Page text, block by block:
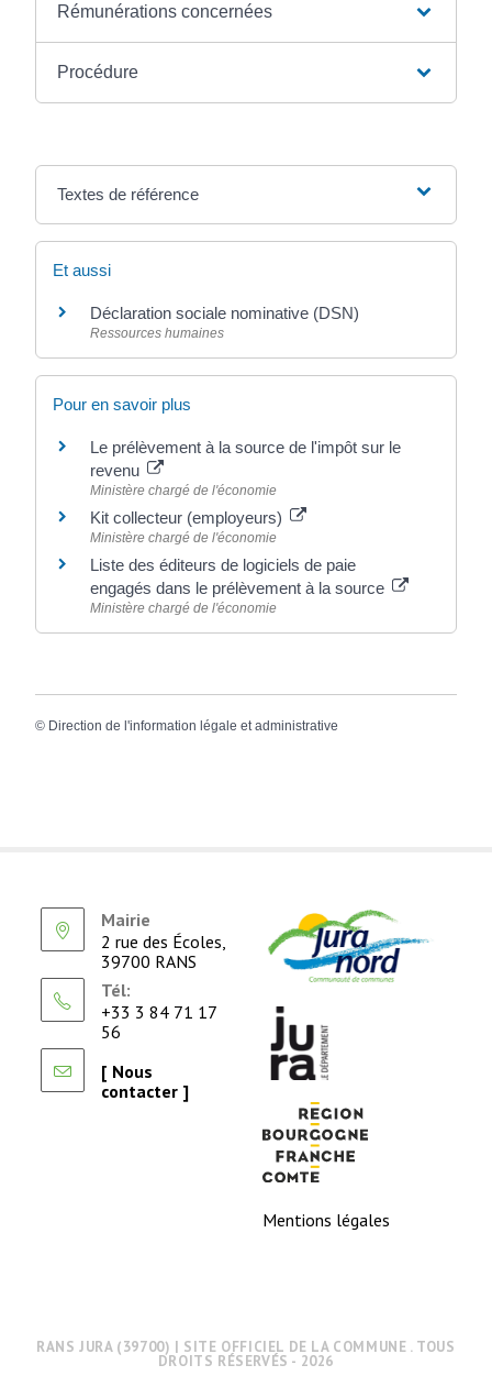
Rémunérations concernées
Procédure
Textes de référence
Et aussi
Déclaration sociale nominative (DSN)
Ressources humaines
Pour en savoir plus
Le prélèvement à la source de l'impôt sur le
revenu
Ministère chargé de l'économie
Kit collecteur (employeurs)
Ministère chargé de l'économie
Liste des éditeurs de logiciels de paie
engagés dans le prélèvement à la source
Ministère chargé de l'économie
© Direction de l'information légale et administrative
Mairie
2 rue des Écoles,
39700 RANS
Tél:
+33 3 84 71 17
56
[ Nous
contacter ]
Mentions légales
RANS JURA (39700) | SITE OFFICIEL DE LA COMMUNE . TOUS
DROITS RÉSERVÉS - 2026